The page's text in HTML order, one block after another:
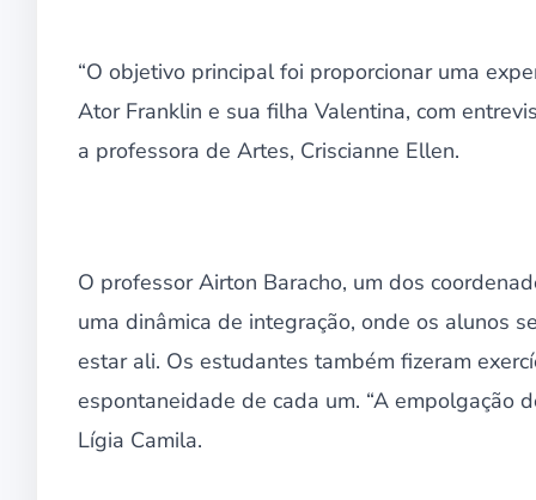
“O objetivo principal foi proporcionar uma
Ator Franklin e sua filha Valentina, com
a professora de Artes, Criscianne Ellen.
O professor Airton Baracho, um dos
uma dinâmica de integração, onde os alunos
estar ali. Os estudantes também fizeram
espontaneidade de cada um. “A empolgação
Lígia Camila.